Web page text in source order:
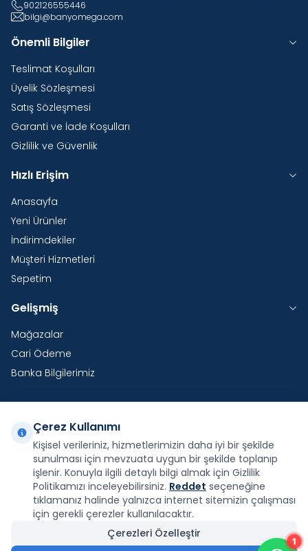
1
902126555446
bilgi@banyomega.com
Önemli Bilgiler
Teslimat Koşulları
Üyelik Sözleşmesi
Satış Sözleşmesi
Garanti ve İade Koşulları
Gizlilik ve Güvenlik
Hızlı Erişim
Anasayfa
Yeni Ürünler
İndirimdekiler
Müşteri Hizmetleri
Sepetim
Gelişmiş
Mağazalar
Cari Ödeme
Banka Bilgilerimiz
Yurtdışı Kargo
Şirketimiz E-Fatura ve E-Arşiv Fatura uygulaması
kapsamındadır.
Facebook
X İnstagram
YoutubePinterest
Çerez Kullanımı
Kişisel verileriniz, hizmetlerimizin daha iyi bir şekilde
sunulması için mevzuata uygun bir şekilde toplanıp
işlenir. Konuyla ilgili detaylı bilgi almak için Gizlilik
Politikamızı inceleyebilirsiniz. Reddet seçeneğine
tıklamanız halinde yalnızca internet sitemizin çalışması
için gerekli çerezler kullanılacaktır.
Çerezleri Özelleştir